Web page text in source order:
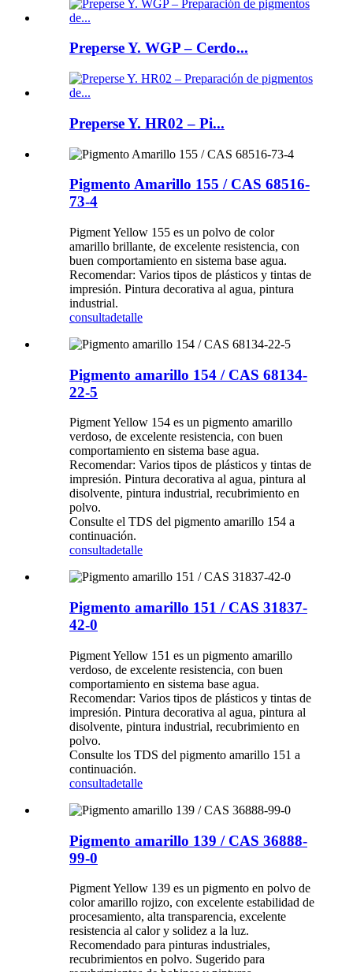
Preperse Y. WGP – Cerdo...
Preperse Y. HR02 – Pi...
Pigmento Amarillo 155 / CAS 68516-
73-4
Pigment Yellow 155 es un polvo de color
amarillo brillante, de excelente resistencia, con
buen comportamiento en sistema base agua.
Recomendar: Varios tipos de plásticos y tintas de
impresión. Pintura decorativa al agua, pintura
industrial.
consultadetalle
Pigmento amarillo 154 / CAS 68134-
22-5
Pigment Yellow 154 es un pigmento amarillo
verdoso, de excelente resistencia, con buen
comportamiento en sistema base agua.
Recomendar: Varios tipos de plásticos y tintas de
impresión. Pintura decorativa al agua, pintura al
disolvente, pintura industrial, recubrimiento en
polvo.
Consulte el TDS del pigmento amarillo 154 a
continuación.
consultadetalle
Pigmento amarillo 151 / CAS 31837-
42-0
Pigment Yellow 151 es un pigmento amarillo
verdoso, de excelente resistencia, con buen
comportamiento en sistema base agua.
Recomendar: Varios tipos de plásticos y tintas de
impresión. Pintura decorativa al agua, pintura al
disolvente, pintura industrial, recubrimiento en
polvo.
Consulte los TDS del pigmento amarillo 151 a
continuación.
consultadetalle
Pigmento amarillo 139 / CAS 36888-
99-0
Pigment Yellow 139 es un pigmento en polvo de
color amarillo rojizo, con excelente estabilidad de
procesamiento, alta transparencia, excelente
resistencia al calor y solidez a la luz.
Recomendado para pinturas industriales,
recubrimientos en polvo. Sugerido para